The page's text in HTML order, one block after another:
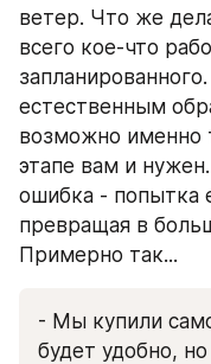
ветер. Что же
всего кое-что
естественным
возможно именно
этапе вам и
ошибка - попытка
превращая в
Примерно так...
- Мы купили
будет удобно,